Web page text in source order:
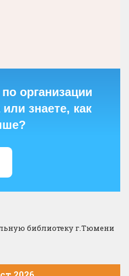
организации
знаете, как
библиотеку г.Тюмени